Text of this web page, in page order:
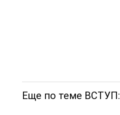
Еще по теме ВСТУП: